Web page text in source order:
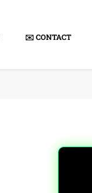
✉️ CONTACT